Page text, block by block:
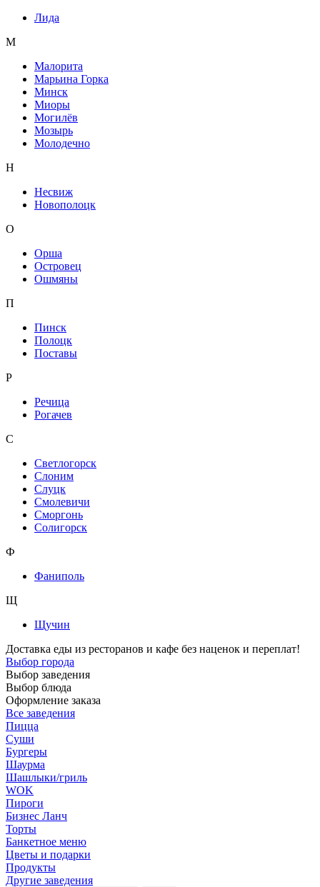
Лида
М
Малорита
Марьина Горка
Минск
Миоры
Могилёв
Мозырь
Молодечно
Н
Несвиж
Новополоцк
О
Орша
Островец
Ошмяны
П
Пинск
Полоцк
Поставы
Р
Речица
Рогачев
С
Светлогорск
Слоним
Слуцк
Смолевичи
Сморгонь
Солигорск
Ф
Фаниполь
Щ
Щучин
Доставка еды из ресторанов и кафе без наценок и переплат!
Выбор города
Выбор заведения
Выбор блюда
Оформление заказа
Все заведения
Пицца
Суши
Бургеры
Шаурма
Шашлыки/гриль
WOK
Пироги
Бизнес Ланч
Торты
Банкетное меню
Цветы и подарки
Продукты
Другие заведения